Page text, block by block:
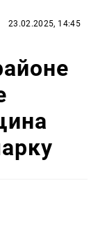
23.02.2025, 14:45